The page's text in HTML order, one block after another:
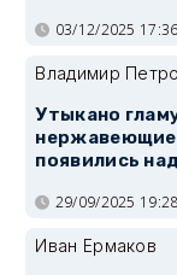
03/12/2025 17:36
Владимир
Утыкано
появились
29/09/2025 19:28
Иван Ермаков